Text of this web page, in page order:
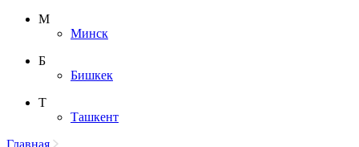
М
Минск
Б
Бишкек
Т
Ташкент